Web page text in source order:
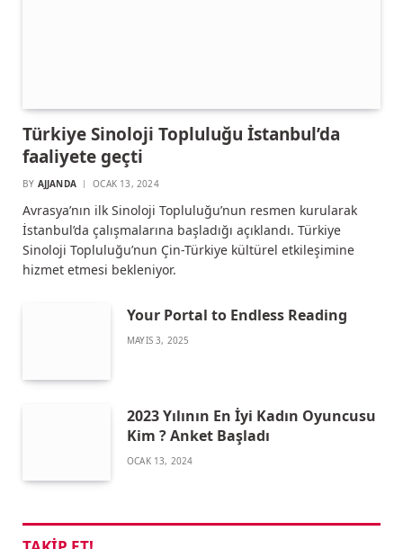
Türkiye Sinoloji Topluluğu İstanbul’da
faaliyete geçti
BY AJJANDA OCAK 13, 2024
Avrasya’nın ilk Sinoloji Topluluğu’nun resmen kurularak
İstanbul’da çalışmalarına başladığı açıklandı. Türkiye
Sinoloji Topluluğu’nun Çin-Türkiye kültürel etkileşimine
hizmet etmesi bekleniyor.
Your Portal to Endless Reading
MAYIS 3, 2025
2023 Yılının En İyi Kadın Oyuncusu
Kim ? Anket Başladı
OCAK 13, 2024